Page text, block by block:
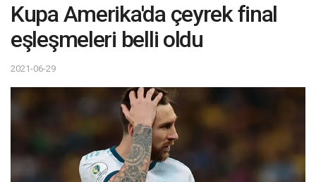
Kupa Amerika'da çeyrek final
eşleşmeleri belli oldu
2021-06-29